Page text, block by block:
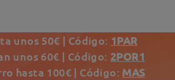
unos 50€ | Código: 1PAR
unos 60€ | Código: 2POR1
hasta 100€ | Código: MAS